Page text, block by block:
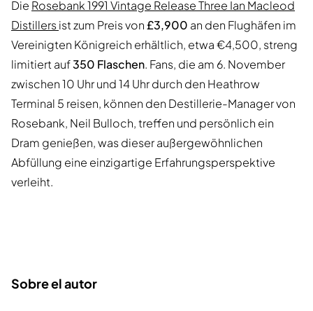
Die Rosebank 1991 Vintage Release Three Ian Macleod
Distillersist zum Preis von£3,900 an den Flughäfen im
Vereinigten Königreich erhältlich, etwa €4,500, streng
limitiert auf350 Flaschen. Fans, die am 6. November
zwischen 10 Uhr und 14 Uhr durch den Heathrow
Terminal 5 reisen, können den Destillerie-Manager von
Rosebank, Neil Bulloch, treffen und persönlich ein
Dram genießen, was dieser außergewöhnlichen
Abfüllung eine einzigartige Erfahrungsperspektive
verleiht.
Sobre el autor